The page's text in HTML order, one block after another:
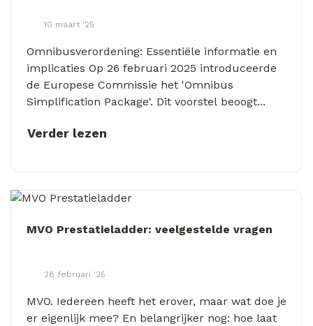
10 maart '25
Omnibusverordening: Essentiële informatie en
implicaties Op 26 februari 2025 introduceerde
de Europese Commissie het 'Omnibus
Simplification Package'. Dit voorstel beoogt...
Verder lezen
MVO Prestatieladder: veelgestelde vragen
28 februari '25
MVO. Iedereen heeft het erover, maar wat doe je
er eigenlijk mee? En belangrijker nog: hoe laat